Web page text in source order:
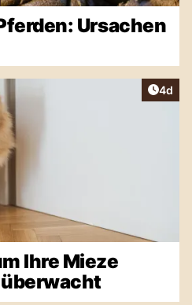
Ursachen
4d
Ihre Mieze